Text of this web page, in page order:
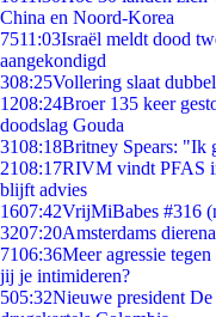
China en Noord-Korea
7511:03Israël meldt dood
aangekondigd
308:25Vollering slaat
1208:24Broer 135 keer
doodslag Gouda
3108:18Britney Spears: "Ik
2108:17RIVM vindt PFAS
blijft advies
1607:42VrijMiBabes #316
3207:20Amsterdams
7106:36Meer agressie
jij je intimideren?
505:32Nieuwe president